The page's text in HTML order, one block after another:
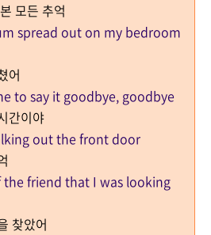
모든 추억
spread out on my bedroom
어
to say it goodbye, goodbye
간이야
out the front door
friend that I was looking
찾았어